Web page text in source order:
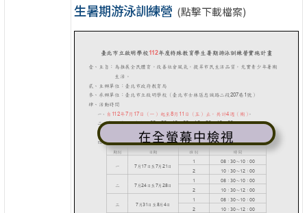
生暑期游泳訓練營 (點擊下載檔案)
在全螢幕中檢視